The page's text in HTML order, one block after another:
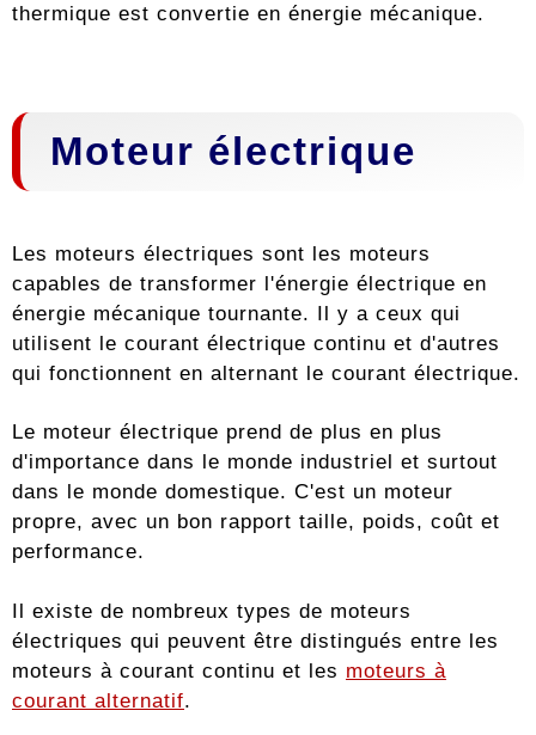
thermique est convertie en énergie mécanique.
Moteur électrique
Les moteurs électriques sont les moteurs
capables de transformer l'énergie électrique en
énergie mécanique tournante. Il y a ceux qui
utilisent le courant électrique continu et d'autres
qui fonctionnent en alternant le courant électrique.
Le moteur électrique prend de plus en plus
d'importance dans le monde industriel et surtout
dans le monde domestique. C'est un moteur
propre, avec un bon rapport taille, poids, coût et
performance.
Il existe de nombreux types de moteurs
électriques qui peuvent être distingués entre les
moteurs à courant continu et les moteurs à
courant alternatif.